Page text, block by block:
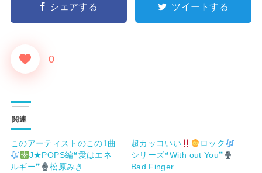
シェアする ツイートする
0
関連
このアーティストのこの1曲
J★POPS編❝愛はエネ
ルギー❞
松原みき
超カッコいい
ロック
シリーズ❝With out You❞
Bad Finger